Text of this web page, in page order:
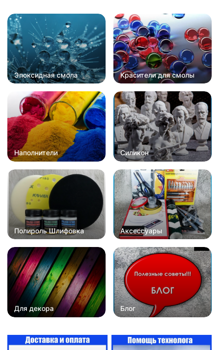
Эпоксидная смола Красители для смолы
Наполнители Силикон
Полироль Шлифовка Аксессуары
Для декора Блог